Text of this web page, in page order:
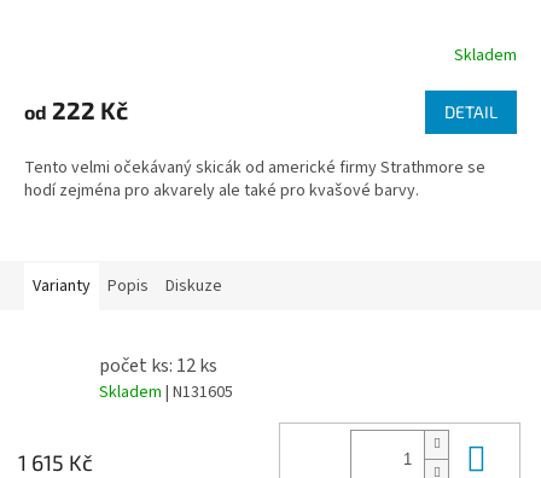
Skladem
od 222 Kč DETAIL
Tento velmi očekávaný skicák od americké firmy Strathmore se
hodí zejména pro akvarely ale také pro kvašové barvy.
Varianty Popis Diskuze
počet ks: 12 ks
Skladem | N131605
1 615 Kč